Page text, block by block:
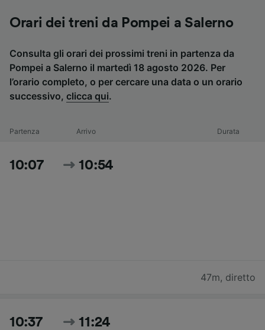
Orari dei treni da Pompei a Salerno
Consulta gli orari dei prossimi treni in partenza da
Pompei a Salerno il martedì 18 agosto 2026. Per
l’orario completo, o per cercare una data o un orario
successivo, clicca qui.
Partenza Arrivo Durata
10:07 10:54
47m, diretto
10:37 11:24